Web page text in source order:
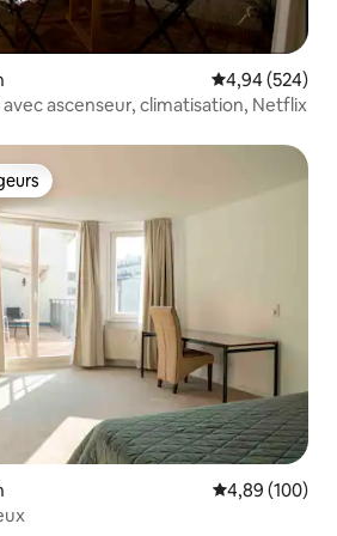
Évaluation
4,94 (524)
avec ascenseur, climatisation, Netflix
Évaluation
4,89 (100)